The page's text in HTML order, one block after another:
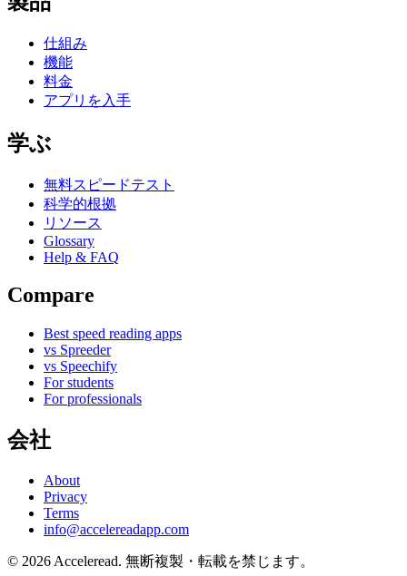
仕組み
機能
料金
アプリを入手
学ぶ
無料スピードテスト
科学的根拠
リソース
Glossary
Help & FAQ
Compare
Best speed reading apps
vs Spreeder
vs Speechify
For students
For professionals
会社
About
Privacy
Terms
info@accelereadapp.com
© 2026 Acceleread. 無断複製・転載を禁じます。